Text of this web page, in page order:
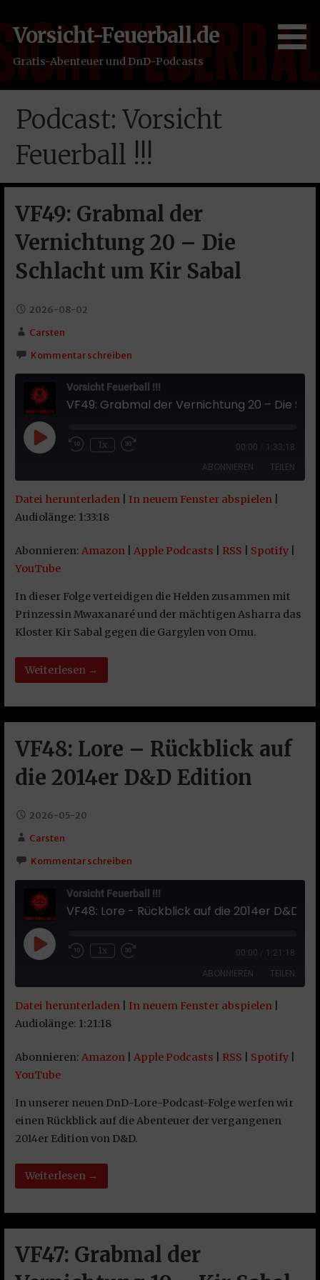
Inhalt
springen
Vorsicht-Feuerball.de
Gratis-Abenteuer und DnD-Podcasts
Podcast: Vorsicht
Feuerball !!!
VF49: Grabmal der
Vernichtung 20 – Die
Schlacht um Kir Sabal
2026-08-02
Carsten
Kommentar schreiben
Vorsicht Feuerball !!!
Play Episode1x 00:00 1:33:18
ABONNIEREN TEILEN
Amazon
YouTube
TEILEN
EMBED
Datei herunterladen| In neuem Fenster abspielen|
Audiolänge: 1:33:18
Abonnieren: Amazon| Apple Podcasts RSS Spotify|
YouTube
In dieser Folge verteidigen die Helden zusammen mit
Prinzessin Mwaxanaré und der mächtigen Asharra das
Kloster Kir Sabal gegen die Gargylen von Omu.
Weiterlesen →
VF48: Lore – Rückblick auf
die 2014er D&D Edition
2026-05-20
Carsten
Kommentar schreiben
Vorsicht Feuerball !!!
Play Episode1x 00:00 1:21:18
ABONNIEREN TEILEN
Amazon
YouTube
TEILEN
EMBED
Datei herunterladen| In neuem Fenster abspielen|
Audiolänge: 1:21:18
Abonnieren: Amazon| Apple Podcasts RSS Spotify|
YouTube
In unserer neuen DnD-Lore-Podcast-Folge werfen wir
einen Rückblick auf die Abenteuer der vergangenen
2014er Edition von D&D.
Weiterlesen →
VF47: Grabmal der